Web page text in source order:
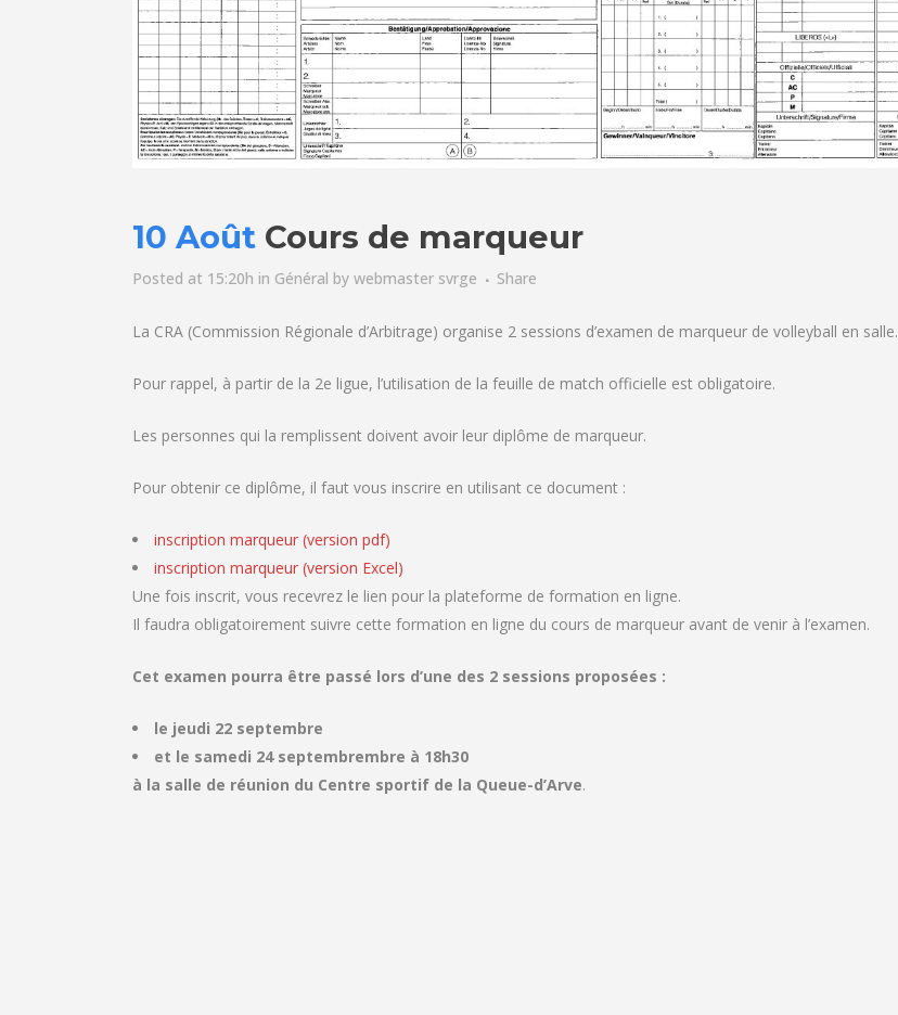
10 Août Cours de marqueur
Posted at 15:20h in Général by webmaster svrge Share
La CRA (Commission Régionale d’Arbitrage) organise 2 sessions d’examen de marqueur de volleyball en salle.
Pour rappel, à partir de la 2e ligue, l’utilisation de la feuille de match officielle est obligatoire.
Les personnes qui la remplissent doivent avoir leur diplôme de marqueur.
Pour obtenir ce diplôme, il faut vous inscrire en utilisant ce document :
inscription marqueur (version pdf)
inscription marqueur (version Excel)
Une fois inscrit, vous recevrez le lien pour la plateforme de formation en ligne.
Il faudra obligatoirement suivre cette formation en ligne du cours de marqueur avant de venir à l’examen.
Cet examen pourra être passé lors d’une des 2 sessions proposées :
le jeudi 22 septembre
et le samedi 24 septembrembre à 18h30
à la salle de réunion du Centre sportif de la Queue-d’Arve.